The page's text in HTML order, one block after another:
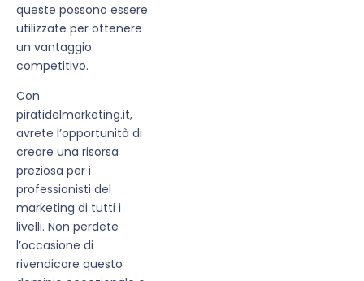
queste possono essere
utilizzate per ottenere
un vantaggio
competitivo.
Con
piratidelmarketing.it,
avrete l’opportunità di
creare una risorsa
preziosa per i
professionisti del
marketing di tutti i
livelli. Non perdete
l’occasione di
rivendicare questo